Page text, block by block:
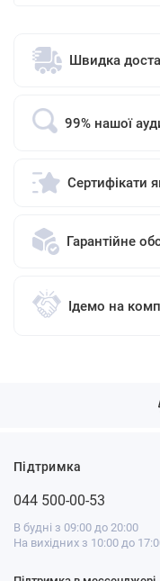
Швидка
99% нашої
Сертифікати
Гарантійне
Ідемо на
Підтримка
044 500-00-53
В будні з 09:00 до 20:00
На вихідних з 10:00 до